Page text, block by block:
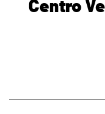
Centro